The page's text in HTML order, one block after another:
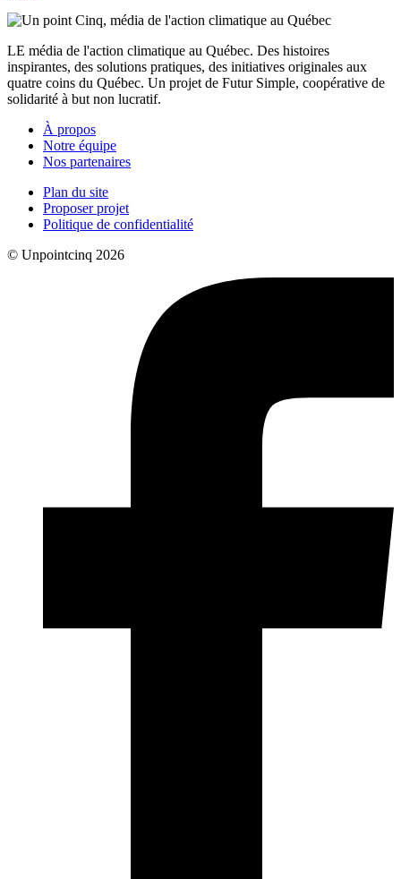
LE média de l'action climatique au Québec. Des histoires
inspirantes, des solutions pratiques, des initiatives originales aux
quatre coins du Québec. Un projet de Futur Simple, coopérative de
solidarité à but non lucratif.
À propos
Notre équipe
Nos partenaires
Plan du site
Proposer projet
Politique de confidentialité
© Unpointcinq 2026